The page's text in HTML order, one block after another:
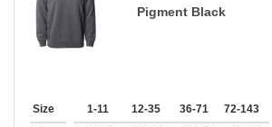
Pigment Black
Size 1-11 12-35 36-71 72-143